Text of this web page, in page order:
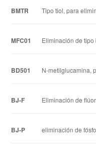
de metales
BMTR Tipo tiol, para
MFC01 Eliminación de
cobre, níquel y
BD501 N-metilglucamina,
de boro
BJ-F Eliminación de
BJ-P eliminación de